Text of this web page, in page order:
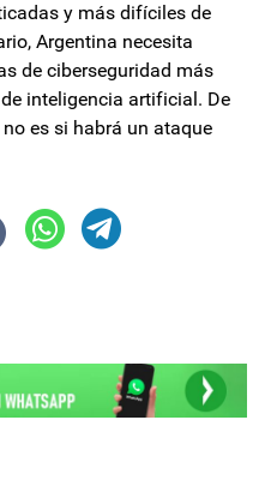
y más difíciles de
Argentina necesita
de ciberseguridad más
inteligencia artificial. De
es si habrá un ataque